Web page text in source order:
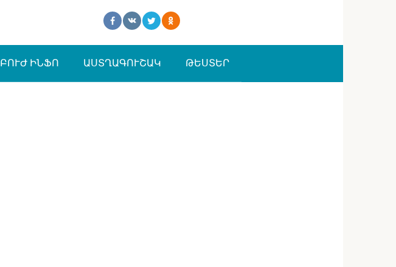
ԲՈՒԺ ԻՆՖՈ ԱՍՏՂԱԳՈՒՇԱԿ ԹԵՍՏԵՐ